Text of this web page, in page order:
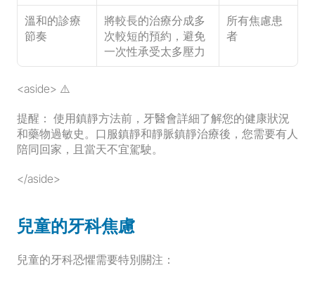
溫和的診療
節奏
將較長的治療分成多
次較短的預約，避免
一次性承受太多壓力
所有焦慮患
者
<aside> ⚠️
提醒： 使用鎮靜方法前，牙醫會詳細了解您的健康狀況
和藥物過敏史。口服鎮靜和靜脈鎮靜治療後，您需要有人
陪同回家，且當天不宜駕駛。
</aside>
兒童的牙科焦慮
兒童的牙科恐懼需要特別關注：